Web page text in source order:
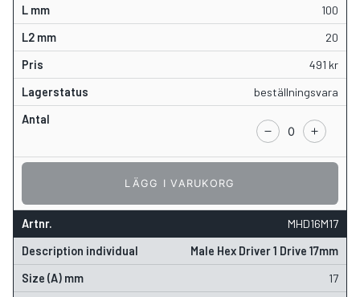
100
20
491 kr
beställningsvara
LÄGG I VARUKORG
MHD16M17
Male Hex Driver 1 Drive 17mm
17